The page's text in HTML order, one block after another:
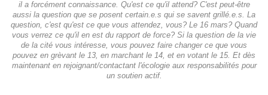
il a forcément connaissance. Qu'est ce qu'il attend? C'est peut-être
aussi la question que se posent certain.e.s qui se savent grillé.e.s. La
question, c'est qu'est ce que vous attendez, vous? Le 16 mars? Quand
vous verrez ce qu'il en est du rapport de force? Si la question de la vie
de la cité vous intéresse, vous pouvez faire changer ce que vous
pouvez en grèvant le 13, en marchant le 14, et en votant le 15. Et dès
maintenant en rejoignant/contactant l'écologie aux responsabilités pour
un soutien actif.